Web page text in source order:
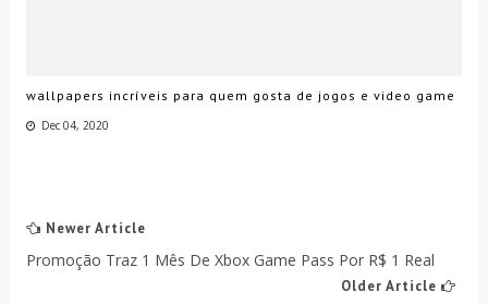
wallpapers incríveis para quem gosta de jogos e video game
Dec 04, 2020
Newer Article
Promoção Traz 1 Mês De Xbox Game Pass Por R$ 1 Real
Older Article